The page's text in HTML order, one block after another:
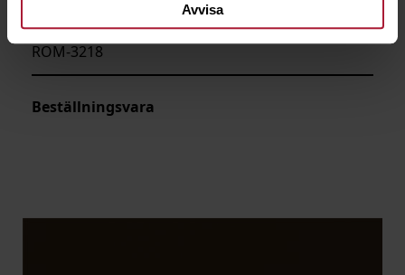
Avvisa
Romeo Muscat
ROM-3218
Beställningsvara